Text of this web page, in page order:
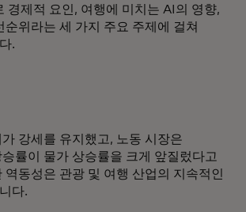
경제적 요인, 여행에 미치는 AI의 영향,
순위라는 세 가지 주요 주제에 걸쳐
.
강세를 유지했고, 노동 시장은
률이 물가 상승률을 크게 앞질렀다고
역동성은 관광 및 여행 산업의 지속적인
다.